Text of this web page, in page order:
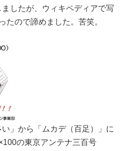
したが、ウィキペディアで写
たので諦めました。苦笑。
」から「ムカデ（百足）」に
の東京アンテナ三百号